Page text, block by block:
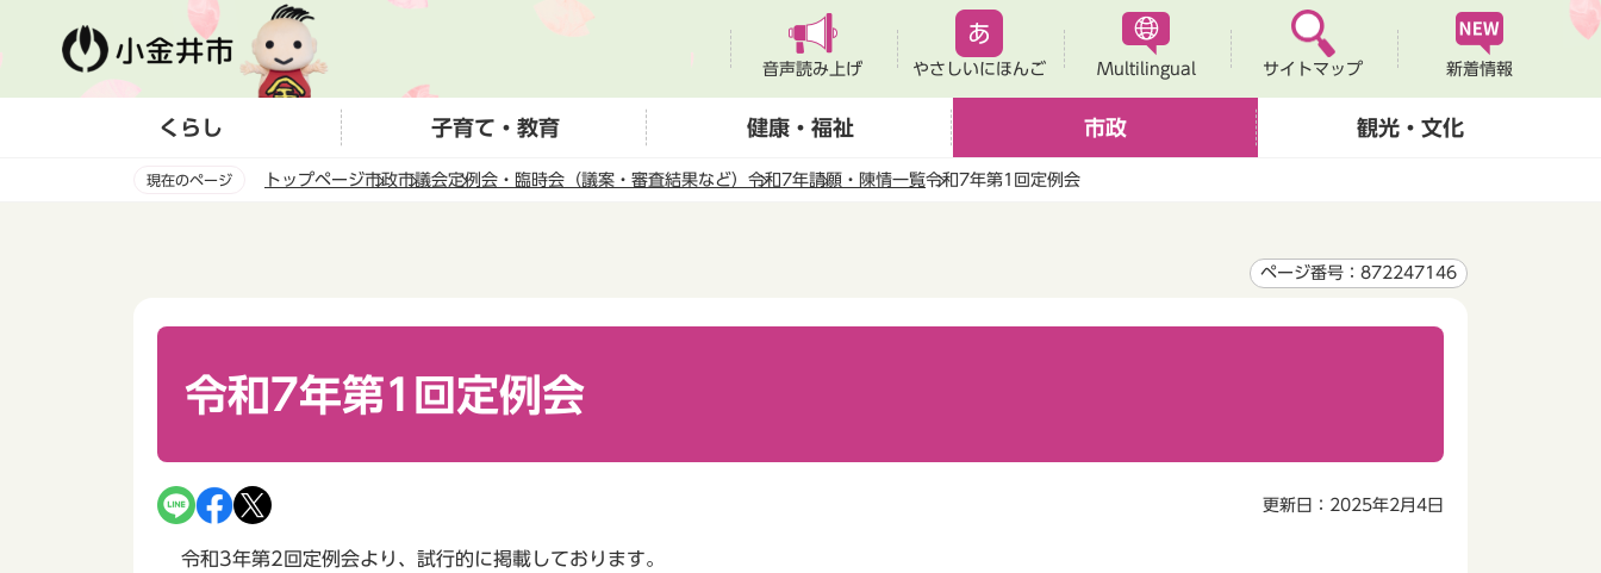
ー
音声読み上げ やさしいにほんご Multilingual サイトマップ 新着情報
くらし 子育て・教育 健康・福祉 市政 観光・文化
現在のページ トップページ市政市議会定例会・臨時会（議案・審査結果など） 令和7年請願・陳情一覧令和7年第1回定例会
ページ番号：872247146
令和7年第1回定例会
更新日：2025年2月4日
令和3年第2回定例会より、試行的に掲載しております。